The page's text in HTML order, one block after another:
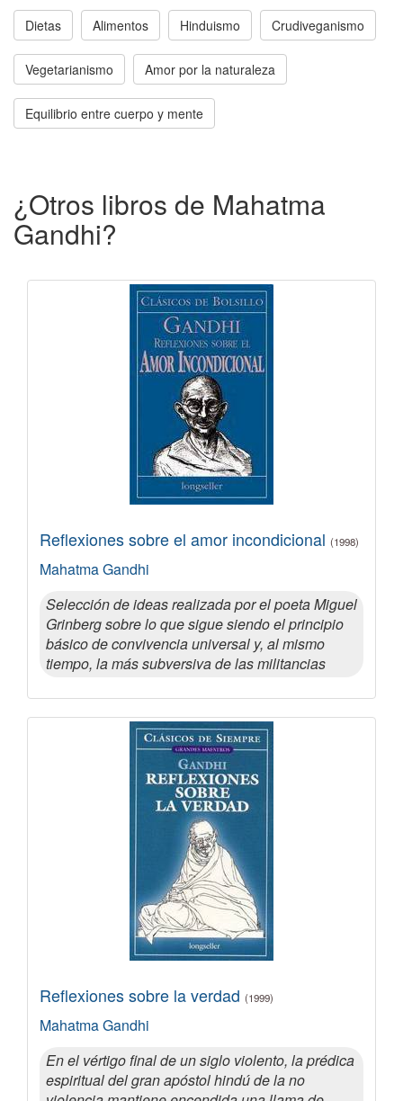
Dietas Alimentos Hinduismo Crudiveganismo
Vegetarianismo Amor por la naturaleza
Equilibrio entre cuerpo y mente
¿Otros libros de Mahatma
Gandhi?
Reflexiones sobre el amor incondicional (1998)
Mahatma Gandhi
Selección de ideas realizada por el poeta Miguel
Grinberg sobre lo que sigue siendo el principio
básico de convivencia universal y, al mismo
tiempo, la más subversiva de las militancias
Reflexiones sobre la verdad (1999)
Mahatma Gandhi
En el vértigo final de un siglo violento, la prédica
espiritual del gran apóstol hindú de la no